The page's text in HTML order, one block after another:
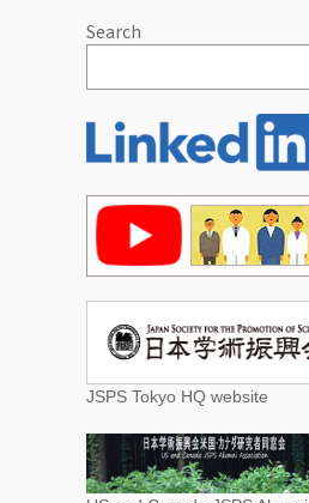
Search
JSPS Tokyo HQ website